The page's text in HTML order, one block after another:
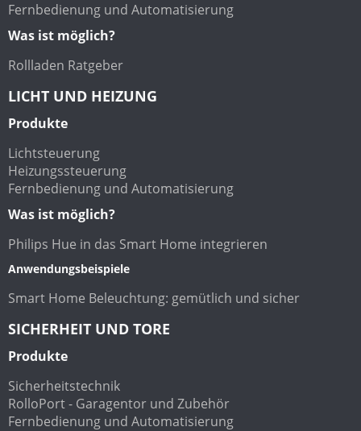
Fernbedienung und Automatisierung
Was ist möglich?
Rollladen Ratgeber
LICHT UND HEIZUNG
Produkte
Lichtsteuerung
Heizungssteuerung
Fernbedienung und Automatisierung
Was ist möglich?
Philips Hue in das Smart Home integrieren
Anwendungsbeispiele
Smart Home Beleuchtung: gemütlich und sicher
SICHERHEIT UND TORE
Produkte
Sicherheitstechnik
RolloPort - Garagentor und Zubehör
Fernbedienung und Automatisierung